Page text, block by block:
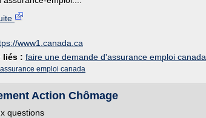
www1.canada.ca
liés : faire une demande d'assurance emploi canada
assurance emploi canada
Action Chômage
questions